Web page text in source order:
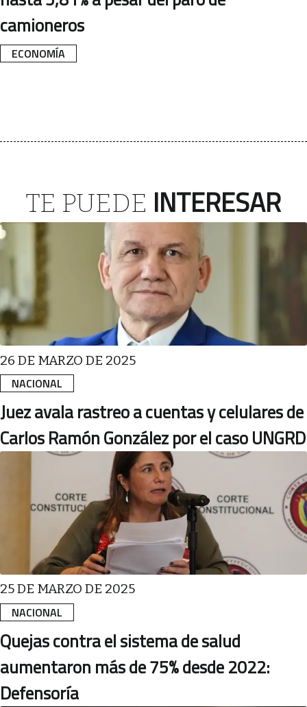
ECONOMÍA
camioneros
TE PUEDE INTERESAR
NACIONAL
26 DE MARZO DE 2025
Juez avala rastreo a cuentas y celulares de
Carlos Ramón González por el caso UNGRD
NACIONAL
25 DE MARZO DE 2025
Quejas contra el sistema de salud
aumentaron más de 75% desde 2022:
Defensoría